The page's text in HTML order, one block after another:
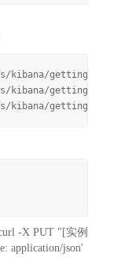
kibana/
kibana/
-X PUT "[实例
application/json'